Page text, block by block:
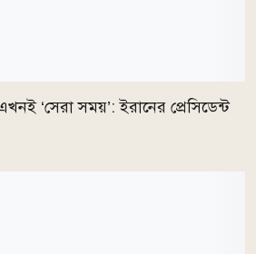
এখনই ‘সেরা সময়’: ইরানের প্রেসিডেন্ট